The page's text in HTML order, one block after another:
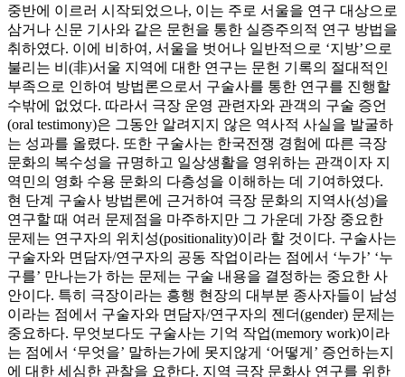
중반에 이르러 시작되었으나, 이는 주로 서울을 연구 대상으로
삼거나 신문 기사와 같은 문헌을 통한 실증주의적 연구 방법을
취하였다. 이에 비하여, 서울을 벗어나 일반적으로 ‘지방’으로
불리는 비(非)서울 지역에 대한 연구는 문헌 기록의 절대적인
부족으로 인하여 방법론으로서 구술사를 통한 연구를 진행할
수밖에 없었다. 따라서 극장 운영 관련자와 관객의 구술 증언
(oral testimony)은 그동안 알려지지 않은 역사적 사실을 발굴하
는 성과를 올렸다. 또한 구술사는 한국전쟁 경험에 따른 극장
문화의 복수성을 규명하고 일상생활을 영위하는 관객이자 지
역민의 영화 수용 문화의 다층성을 이해하는 데 기여하였다.
현 단계 구술사 방법론에 근거하여 극장 문화의 지역사(성)을
연구할 때 여러 문제점을 마주하지만 그 가운데 가장 중요한
문제는 연구자의 위치성(positionality)이라 할 것이다. 구술사는
구술자와 면담자/연구자의 공동 작업이라는 점에서 ‘누가’ ‘누
구를’ 만나는가 하는 문제는 구술 내용을 결정하는 중요한 사
안이다. 특히 극장이라는 흥행 현장의 대부분 종사자들이 남성
이라는 점에서 구술자와 면담자/연구자의 젠더(gender) 문제는
중요하다. 무엇보다도 구술사는 기억 작업(memory work)이라
는 점에서 ‘무엇을’ 말하는가에 못지않게 ‘어떻게’ 증언하는지
에 대한 세심한 관찰을 요한다. 지역 극장 문화사 연구를 위한